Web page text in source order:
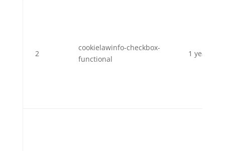
2
cookielawinfo-checkbox-
functional
1 year